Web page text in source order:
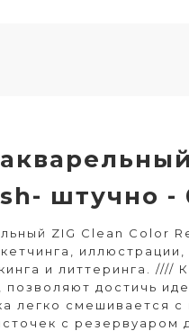
штучно -
ZIG Clean Color
и литтеринга. ////
достичь
легко смешивается
с резервуаром